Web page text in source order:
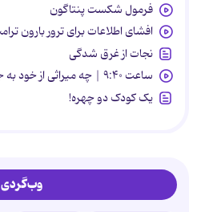
فرمول شکست پنتاگون
افشای اطلاعات برای ترور بارون
نجات از غرق شدگی
ساعت ۹:۴۰ | چه میراثی از خود به جای گذاشت؟
یک کودک دو چهره!
وب‌گردی